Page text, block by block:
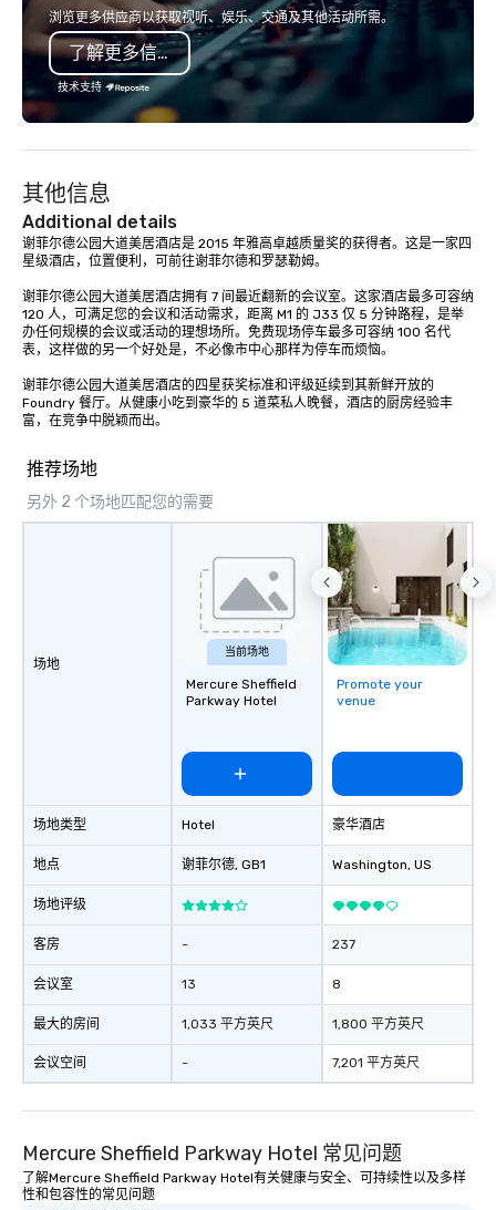
retreats, and company-wide events.
Programs can be indoor, outdoor, on-
property, or city-based. Strayboots
manages the full experience—from
planning and customization to
technology, staffing, and on-site
execution—making it easy for planners
impact events anywhere in the world.
We’re proud to be recognized as a
Cvent Top Vendor, trusted by event
professionals for our global reach,
flexibility, and reliable execution.
events put your
into action. Short on
goals/objectives/
浏览更多供应商以获取视听、娱乐、交通及其他活动所需。
了解更多信息
技术支持
其他信息
Additional details
谢菲尔德公园大道美居酒店是 2015 年雅高卓越质量奖的获得者。这是一家四
星级酒店，位置便利，可前往谢菲尔德和罗瑟勒姆。
谢菲尔德公园大道美居酒店拥有 7 间最近翻新的会议室。这家酒店最多可容纳
120 人，可满足您的会议和活动需求，距离 M1 的 J33 仅 5 分钟路程，是举
办任何规模的会议或活动的理想场所。免费现场停车最多可容纳 100 名代
表，这样做的另一个好处是，不必像市中心那样为停车而烦恼。
谢菲尔德公园大道美居酒店的四星获奖标准和评级延续到其新鲜开放的
Foundry 餐厅。从健康小吃到豪华的 5 道菜私人晚餐，酒店的厨房经验丰
富，在竞争中脱颖而出。
推荐场地
另外 2 个场地匹配您的需要
场地
场地类型
地点
场地评级
客房
会议室
最大的房间
会议空间
当前场地
Mercure Sheffield
Parkway Hotel
Hotel
谢菲尔德, GB1
-
13
1,033 平方英尺
-
Promote your
venue
豪华酒店
Washington, US
237
8
1,800 平方英尺
7,201 平方英尺
Mercure Sheffield Parkway Hotel 常见问题
了解Mercure Sheffield Parkway Hotel有关健康与安全、可持续性以及多样
性和包容性的常见问题